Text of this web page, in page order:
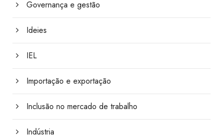
Governança e gestão
Ideies
IEL
Importação e exportação
Inclusão no mercado de trabalho
Indústria